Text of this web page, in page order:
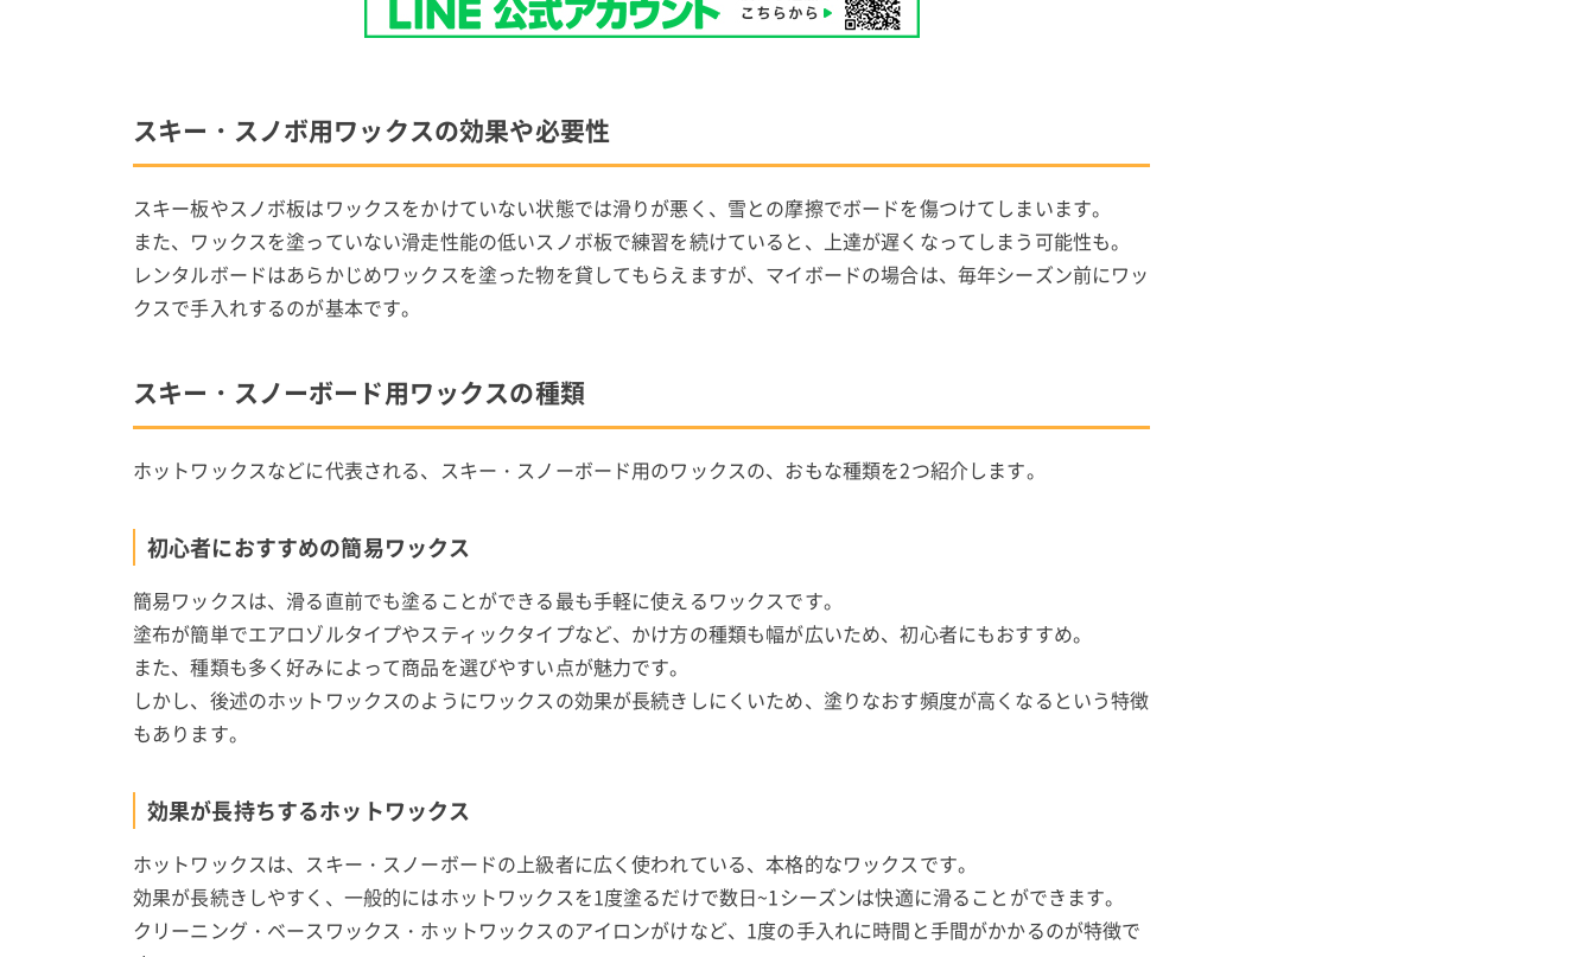
スキー・スノボ用ワックスの効果や必要性
スキー板やスノボ板はワックスをかけていない状態では滑りが悪く、雪との摩擦でボードを傷つけてしまいます。
また、ワックスを塗っていない滑走性能の低いスノボ板で練習を続けていると、上達が遅くなってしまう可能性も。
レンタルボードはあらかじめワックスを塗った物を貸してもらえますが、マイボードの場合は、毎年シーズン前にワッ
クスで手入れするのが基本です。
スキー・スノーボード用ワックスの種類
ホットワックスなどに代表される、スキー・スノーボード用のワックスの、おもな種類を2つ紹介します。
初心者におすすめの簡易ワックス
簡易ワックスは、滑る直前でも塗ることができる最も手軽に使えるワックスです。
塗布が簡単でエアロゾルタイプやスティックタイプなど、かけ方の種類も幅が広いため、初心者にもおすすめ。
また、種類も多く好みによって商品を選びやすい点が魅力です。
しかし、後述のホットワックスのようにワックスの効果が長続きしにくいため、塗りなおす頻度が高くなるという特徴
もあります。
効果が長持ちするホットワックス
ホットワックスは、スキー・スノーボードの上級者に広く使われている、本格的なワックスです。
効果が長続きしやすく、一般的にはホットワックスを1度塗るだけで数日~1シーズンは快適に滑ることができます。
クリーニング・ベースワックス・ホットワックスのアイロンがけなど、1度の手入れに時間と手間がかかるのが特徴で